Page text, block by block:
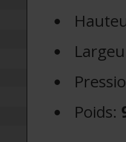
Poids: